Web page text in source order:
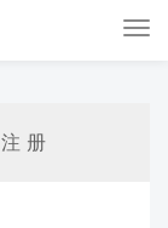
注 册